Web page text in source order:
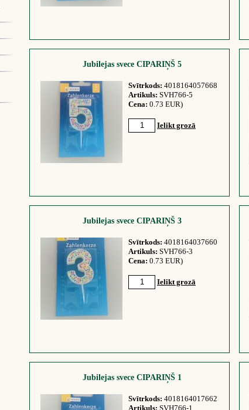
Jubilejas svece CIPARIŅŠ 5
Svītrkods: 4018164057668
Artikuls: SVH766-5
Cena: 0.73 EUR)
Ielikt grozā
Jubilejas svece CIPARIŅŠ 3
Svītrkods: 4018164037660
Artikuls: SVH766-3
Cena: 0.73 EUR)
Ielikt grozā
Jubilejas svece CIPARIŅŠ 1
Svītrkods: 4018164017662
Artikuls: SVH766-1